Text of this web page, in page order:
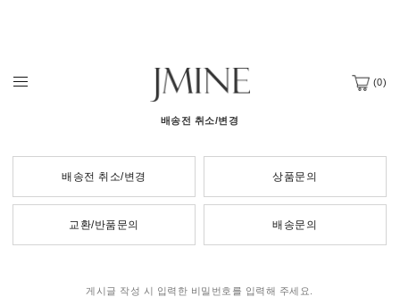
(0)
배송전 취소/변경
배송전 취소/변경 상품문의
교환/반품문의 배송문의
게시글 작성 시 입력한 비밀번호를 입력해 주세요.